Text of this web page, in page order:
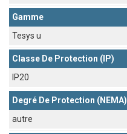
Gamme
Tesys u
Classe De Protection (IP)
IP20
Degré De Protection (NEMA)
autre